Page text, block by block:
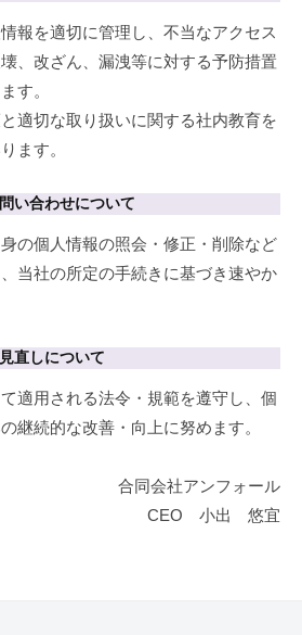
報を適切に管理し、不当なアクセス
、改ざん、漏洩等に対する予防措置
す。
適切な取り扱いに関する社内教育を
ます。
い合わせについて
の個人情報の照会・修正・削除など
当社の所定の手続きに基づき速やか
直しについて
適用される法令・規範を遵守し、個
継続的な改善・向上に努めます。
合同会社アンフォール
CEO 小出 悠宜